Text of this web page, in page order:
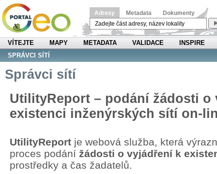
Adresy Metadata Dokumenty
VÍTEJTE MAPY METADATA VALIDACE
INSPIRE
SPRÁVCI SÍTÍ
Správci sítí
UtilityReport – podání žádosti o
existenci inženýrských sítí on-
UtilityReport je webová služba, která
proces podání žádosti o vyjádření k
prostředky a čas žadatelů.